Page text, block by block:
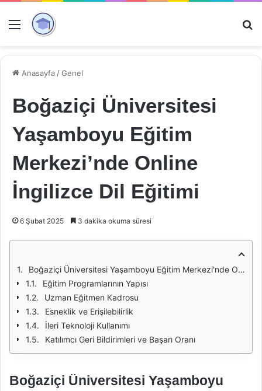
Menü
Anasayfa /Genel
Boğaziçi Üniversitesi
Yaşamboyu Eğitim
Merkezi’nde Online
İngilizce Dil Eğitimi
6 Şubat 2025 3 dakika okuma süresi
Boğaziçi Üniversitesi Yaşamboyu Eğitim Merkezi'nde Online İngilizce Dil Eğitimi
Eğitim Programlarının Yapısı
Uzman Eğitmen Kadrosu
Esneklik ve Erişilebilirlik
İleri Teknoloji Kullanımı
Katılımcı Geri Bildirimleri ve Başarı Oranı
Boğaziçi Üniversitesi Yaşamboyu